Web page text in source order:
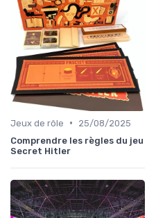
Jeux de rôle •
25/08/2025
Comprendre les règles du jeu
Secret Hitler